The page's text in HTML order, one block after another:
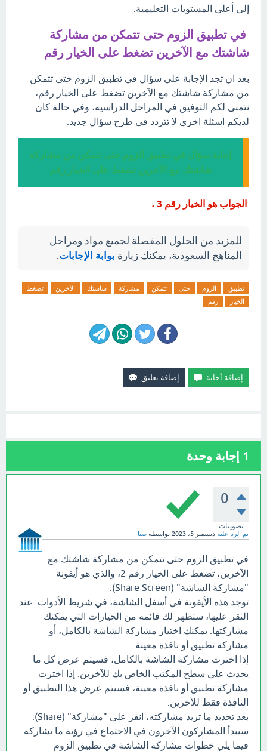
إلى أعلى المستويات التعليمية.
في تطبيق الزوم حتى تتمكن من مشاركة
شاشتك مع الآخرين تضغط على الخيار رقم
بعد ان تجد الإجابة علي سؤال في تطبيق الزوم حتى تتمكن
من مشاركة شاشتك مع الآخرين تضغط على الخيار رقم،
نتمنى لكم التوفيق في المراحل الدراسية، وفي حالة كان
لديكم اسئلة اخري لا تتردد في طرح سؤال جديد.
إجابة سؤال في تطبيق الزوم حتى تتمكن من مشاركة
شاشتك مع الآخرين تضغط على الخيار رقم
الجواب هو الخيار رقم 3 .
للمزيد من الحلول المفصلة لجميع مواد ومراحل
المناهج السعودية، يمكنك زيارة بوابة الإجابات.
تطبيق الزوم حتى تتمكن مشاركة شاشتك الآخرين
تضغط
الخيار
رقم
1 إجابة وحدة
0
تصويتات
تم الرد عليه ديسمبر 5، 2023 بواسطة صبا
في تطبيق الزوم حتى تتمكن من مشاركة شاشتك مع
الآخرين، تضغط على الخيار رقم 2، والذي هو أيقونة
"مشاركة الشاشة" (Share Screen).
توجد هذه الأيقونة في أسفل الشاشة، في شريط الأدوات. عند
النقر عليها، ستظهر لك قائمة من الخيارات التي يمكنك
مشاركتها. يمكنك اختيار مشاركة الشاشة بالكامل، أو
مشاركة تطبيق أو نافذة معينة.
إذا اخترت مشاركة الشاشة بالكامل، فسيتم عرض كل ما
يحدث على سطح المكتب الخاص بك للآخرين. إذا اخترت
مشاركة تطبيق أو نافذة معينة، فسيتم عرض هذا التطبيق أو
النافذة فقط للآخرين.
بعد تحديد ما تريد مشاركته، انقر على "مشاركة" (Share).
سيبدأ المشاركون الآخرون في الاجتماع في رؤية ما تشاركه.
فيما يلي خطوات مشاركة الشاشة في تطبيق الزوم